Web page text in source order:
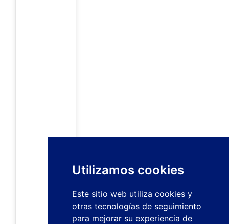
Utilizamos cookies
Este sitio web utiliza cookies y
otras tecnologías de seguimiento
para mejorar su experiencia de